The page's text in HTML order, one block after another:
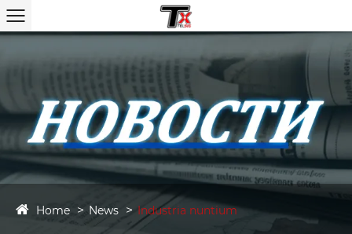
Home News Industria nuntium